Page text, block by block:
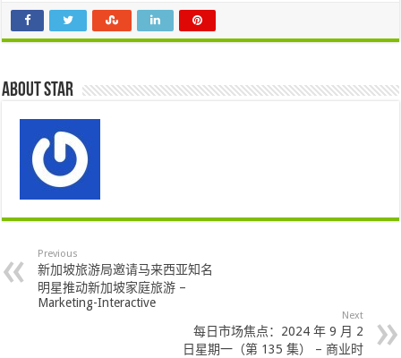
About star
Previous
新加坡旅游局邀请马来西亚知名
明星推动新加坡家庭旅游 –
Marketing-Interactive
Next
每日市场焦点：2024 年 9 月 2
日星期一（第 135 集） – 商业时